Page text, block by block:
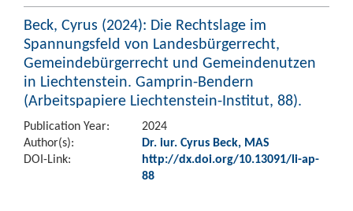
Beck, Cyrus (2024): Die Rechtslage im
Spannungsfeld von Landesbürgerrecht,
Gemeindebürgerrecht und Gemeindenutzen
in Liechtenstein. Gamprin-Bendern
(Arbeitspapiere Liechtenstein-Institut, 88).
Publication Year:
2024
Author(s):
Dr. iur. Cyrus Beck, MAS
DOI-Link:
http://dx.doi.org/10.13091/li-ap-
88